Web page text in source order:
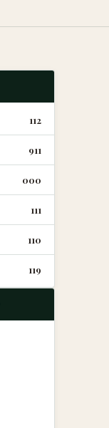
112
911
000
111
110
119